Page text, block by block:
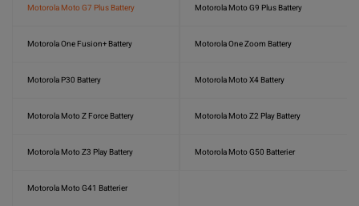
Motorola Moto G7 Plus Battery Motorola Moto G9 Plus Battery
Motorola One Fusion+ Battery Motorola One Zoom Battery
Motorola P30 Battery Motorola Moto X4 Battery
Motorola Moto Z Force Battery Motorola Moto Z2 Play Battery
Motorola Moto Z3 Play Battery Motorola Moto G50 Batterier
Motorola Moto G41 Batterier